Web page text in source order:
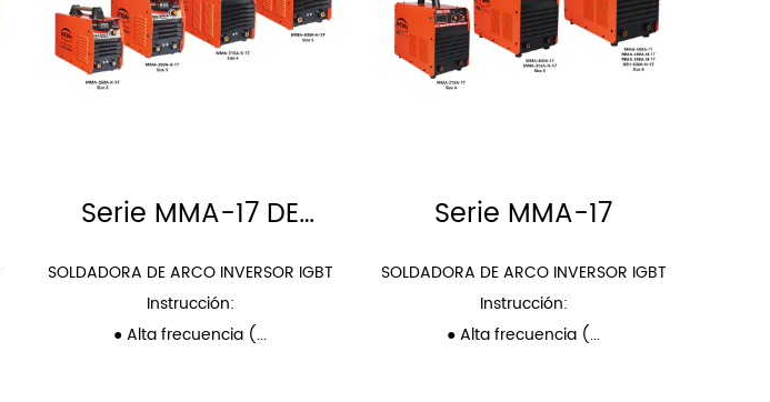
Serie MMA-17 DE
VOLTAJE ANCHO
SOLDADORA DE ARCO INVERSOR IGBT
Instrucción:
● Alta frecuencia (...
Serie MMA-17
SOLDADORA DE ARCO INVERSOR IGBT
Instrucción:
● Alta frecuencia (...